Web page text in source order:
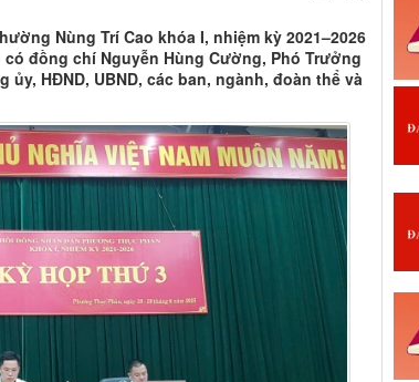
Nùng Trí Cao khóa I, nhiệm kỳ 2021–2026
đồng chí Nguyễn Hùng Cường, Phó Trưởng
HĐND, UBND, các ban, ngành, đoàn thể và